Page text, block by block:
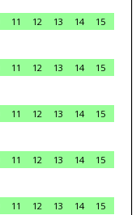
11 12 13 14
15
11 12 13 14
15
11 12 13 14
15
11 12 13 14
15
11 12 13 14
15